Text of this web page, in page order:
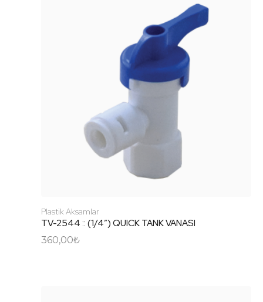
Plastik Aksamlar
TV-2544 :: (1/4″) QUICK TANK VANASI
360,00₺